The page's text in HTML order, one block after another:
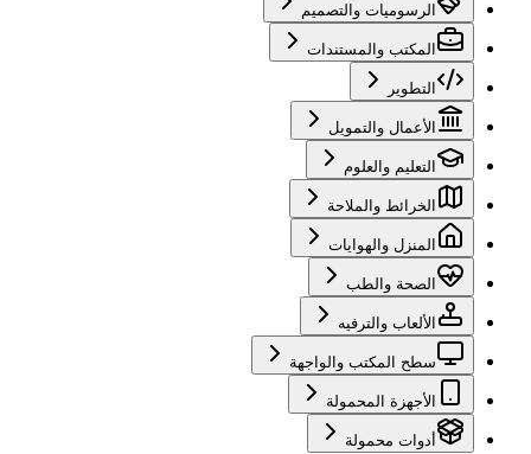
الرسوميات والتصميم
المكتب والمستندات
التطوير
الأعمال والتمويل
التعليم والعلوم
الخرائط والملاحة
المنزل والهوايات
الصحة والطب
الألعاب والترفيه
سطح المكتب والواجهة
الأجهزة المحمولة
أدوات محمولة